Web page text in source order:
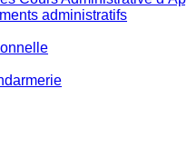
administratifs